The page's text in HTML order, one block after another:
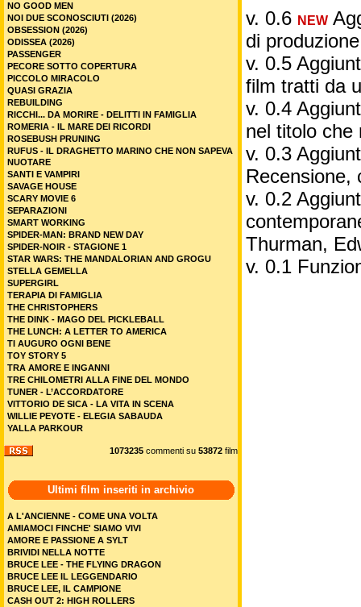
v. 0.6 NEW
di
v. 0.5
film tratti da
v. 0.4
nel titolo che
v. 0.3
Recensione,
v. 0.2
Thurman,
v. 0.1
NO GOOD MEN
NOI DUE SCONOSCIUTI (2026)
OBSESSION (2026)
ODISSEA (2026)
PASSENGER
PECORE SOTTO COPERTURA
PICCOLO MIRACOLO
QUASI GRAZIA
REBUILDING
RICCHI... DA MORIRE - DELITTI IN FAMIGLIA
ROMERIA - IL MARE DEI RICORDI
ROSEBUSH PRUNING
RUFUS - IL DRAGHETTO MARINO CHE NON SAPEVA
NUOTARE
SANTI E VAMPIRI
SAVAGE HOUSE
SCARY MOVIE 6
SEPARAZIONI
SMART WORKING
SPIDER-MAN: BRAND NEW DAY
SPIDER-NOIR - STAGIONE 1
STAR WARS: THE MANDALORIAN AND GROGU
STELLA GEMELLA
SUPERGIRL
TERAPIA DI FAMIGLIA
THE CHRISTOPHERS
THE DINK - MAGO DEL PICKLEBALL
THE LUNCH: A LETTER TO AMERICA
TI AUGURO OGNI BENE
TOY STORY 5
TRA AMORE E INGANNI
TRE CHILOMETRI ALLA FINE DEL MONDO
TUNER - L’ACCORDATORE
VITTORIO DE SICA - LA VITA IN SCENA
WILLIE PEYOTE - ELEGIA SABAUDA
YALLA PARKOUR
1073235 commenti su 53872 film
Ultimi film inseriti in archivio
A L'ANCIENNE - COME UNA VOLTA
AMIAMOCI FINCHE' SIAMO VIVI
AMORE E PASSIONE A SYLT
BRIVIDI NELLA NOTTE
BRUCE LEE - THE FLYING DRAGON
BRUCE LEE IL LEGGENDARIO
BRUCE LEE, IL CAMPIONE
CASH OUT 2: HIGH ROLLERS